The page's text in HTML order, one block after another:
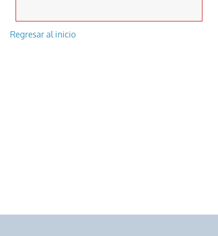
Regresar al inicio